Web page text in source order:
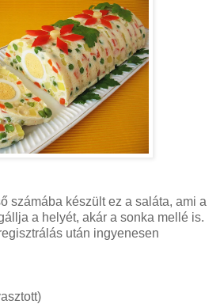
számába készült ez a saláta, ami a
a helyét, akár a sonka mellé is.
után ingyenesen